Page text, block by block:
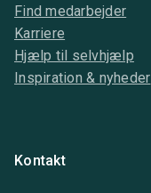
Find medarbejder
Karriere
Hjælp til selvhjælp
Inspiration & nyheder
Kontakt